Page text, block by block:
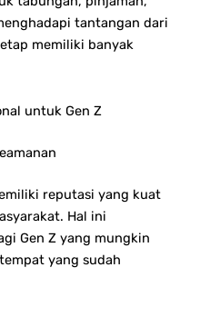
tantangan dari
memiliki banyak
untuk Gen Z
reputasi yang kuat
Hal ini
Gen Z yang mungkin
yang sudah